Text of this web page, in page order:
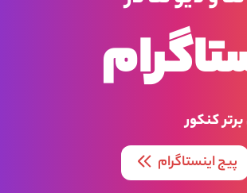
کنکور
پیج اینستاگرام